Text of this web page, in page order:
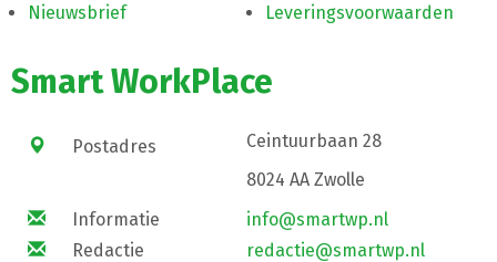
Nieuwsbrief
Leveringsvoorwaarden
Smart WorkPlace
Postadres
Ceintuurbaan 28
8024 AA Zwolle
Informatie
info@smartwp.nl
Redactie
redactie@smartwp.nl